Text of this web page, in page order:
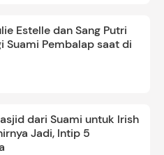
Estelle dan Sang Putri
Suami Pembalap saat di
dari Suami untuk Irish
Jadi, Intip 5